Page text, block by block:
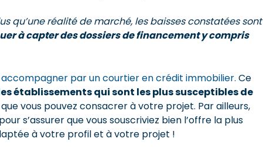
qu’une réalité de marché, les baisses constatées
à capter des dossiers de financement y compris
par un courtier en crédit immobilier. Ce
établissements qui sont les plus susceptibles de
vous pouvez consacrer à votre projet. Par ailleurs,
s’assurer que vous souscriviez bien l’offre la plus
à votre profil et à votre projet !